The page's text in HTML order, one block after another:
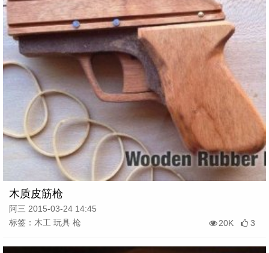
木质皮筋枪
阿三 2015-03-24 14:45
标签：木工 玩具 枪
20K 3